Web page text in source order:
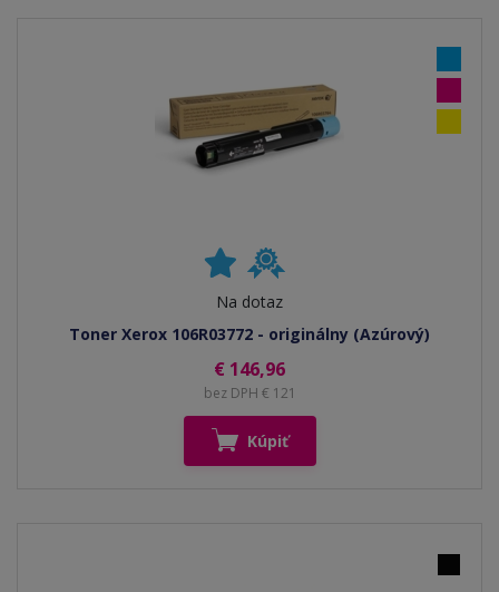
Na dotaz
Toner Xerox 106R03772 - originálny (Azúrový)
€ 146,96
bez DPH € 121
Kúpiť